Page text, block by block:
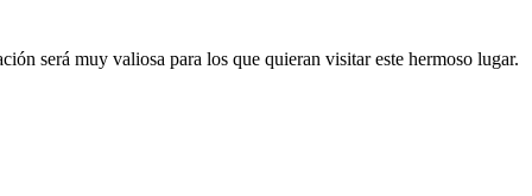
será muy valiosa para los que quieran visitar este hermoso lugar.